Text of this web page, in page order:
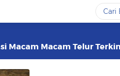
Macam Macam Telur